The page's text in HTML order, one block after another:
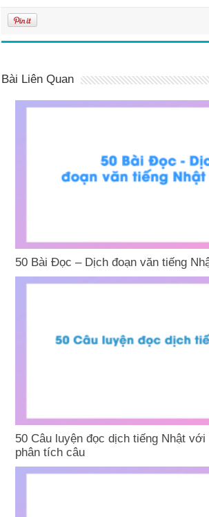
Bài Liên Quan
50 Bài Đọc – Dịch đoạn văn tiếng
50 Câu luyện đọc dịch tiếng Nhật
phân tích câu